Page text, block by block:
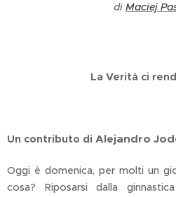
di Maciej
La Verità ci
Un contributo di Alejandro
Oggi è domenica, per molti un
cosa? Riposarsi dalla